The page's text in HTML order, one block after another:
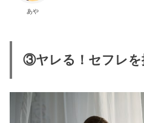
あや
③ヤレる！セフレを